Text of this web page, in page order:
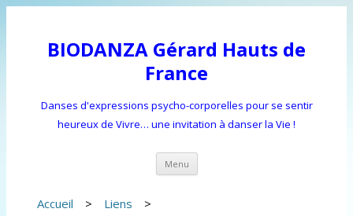
BIODANZA Gérard Hauts de
France
Danses d'expressions psycho-corporelles pour se sentir
heureux de Vivre… une invitation à danser la Vie !
Menu Aller
contenu
Accueil > Liens >